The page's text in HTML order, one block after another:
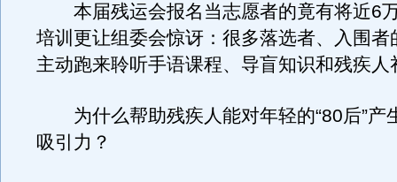
本届残运会报名当志愿者的竟有将近6
培训更让组委会惊讶：很多落选者、入围者
主动跑来聆听手语课程、导盲知识和残疾人
为什么帮助残疾人能对年轻的“80后”产
吸引力？